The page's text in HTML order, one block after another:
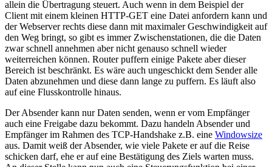
allein die Übertragung steuert. Auch wenn in dem Beispiel der
Client mit einem kleinen HTTP-GET eine Datei anfordern kann und
der Webserver rechts diese dann mit maximaler Geschwindigkeit auf
den Weg bringt, so gibt es immer Zwischenstationen, die die Daten
zwar schnell annehmen aber nicht genauso schnell wieder
weiterreichen können. Router puffern einige Pakete aber dieser
Bereich ist beschränkt. Es wäre auch ungeschickt dem Sender alle
Daten abzunehmen und diese dann lange zu puffern. Es läuft also
auf eine Flusskontrolle hinaus.
Der Absender kann nur Daten senden, wenn er vom Empfänger
auch eine Freigabe dazu bekommt. Dazu handeln Absender und
Empfänger im Rahmen des TCP-Handshake z.B. eine Windowsize
aus. Damit weiß der Absender, wie viele Pakete er auf die Reise
schicken darf, ehe er auf eine Bestätigung des Ziels warten muss.